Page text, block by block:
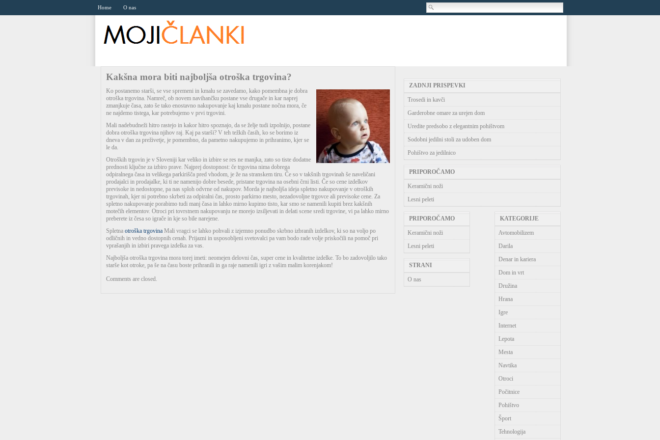
Home O nas
Kakšna mora biti najboljša otroška trgovina?
Ko postanemo starši, se vse spremeni in kmalu se zavedamo, kako pomembna je dobra
otroška trgovina. Namreč, ob novem navihančku postane vse drugače in kar naprej
zmanjkuje časa, zato še tako enostavno nakupovanje kaj kmalu postane nočna mora, če
ne najdemo tistega, kar potrebujemo v prvi trgovini.
Mali nadebudneži hitro rastejo in kakor hitro spoznajo, da se želje tudi izpolnijo, postane
dobra otroška trgovina njihov raj. Kaj pa starši? V teh težkih časih, ko se borimo iz
dneva v dan za preživetje, je pomembno, da pametno nakupujemo in prihranimo, kjer se
le da.
Otroških trgovin je v Sloveniji kar veliko in izbire se res ne manjka, zato so tiste dodatne
prednosti ključne za izbiro prave. Najprej dostopnost: če trgovina nima dobrega
odpiralnega časa in velikega parkirišča pred vhodom, je že na stranskem tiru. Če so v takšnih trgovinah še naveličani
prodajalci in prodajalke, ki ti ne namenijo dobre besede, pristane trgovina na osebni črni listi. Če so cene izdelkov
previsoke in nedostopne, pa nas sploh odvrne od nakupov. Morda je najboljša ideja spletno nakupovanje v otroških
trgovinah, kjer ni potrebno skrbeti za odpiralni čas, prosto parkirno mesto, nezadovoljne trgovce ali previsoke cene. Za
spletno nakupovanje porabimo tudi manj časa in lahko mirno kupimo tisto, kar smo se namenili kupiti brez kakšnih
motečih elementov. Otroci pri tovrstnem nakupovanju ne morejo izsiljevati in delati scene sredi trgovine, vi pa lahko mirno
preberete iz česa so igrače in kje so bile narejene.
Spletna otroška trgovina Mali vragci se lahko pohvali z izjemno ponudbo skrbno izbranih izdelkov, ki so na voljo po
odličnih in vedno dostopnih cenah. Prijazni in usposobljeni svetovalci pa vam bodo rade volje priskočili na pomoč pri
vprašanjih in izbiri pravega izdelka za vas.
Najboljša otroška trgovina mora torej imeti: neomejen delovni čas, super cene in kvalitetne izdelke. To bo zadovoljilo tako
starše kot otroke, pa še na času boste prihranili in ga raje namenili igri z vašim malim korenjakom!
Comments are closed.
ZADNJI PRISPEVKI
Trosedi in kavči
Garderobne omare za urejen dom
Uredite predsobo z elegantnim pohištvom
Sodobni jedilni stoli za udoben dom
Pohištvo za jedilnico
PRIPOROČAMO
Keramični noži
Lesni peleti
PRIPOROČAMO
Keramični noži
Lesni peleti
STRANI
O nas
KATEGORIJE
Avtomobilizem
Darila
Denar in kariera
Dom in vrt
Družina
Hrana
Igre
Internet
Lepota
Mesta
Navtika
Otroci
Počitnice
Pohištvo
Šport
Tehnologija